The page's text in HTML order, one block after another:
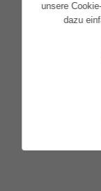
unsere
dazu